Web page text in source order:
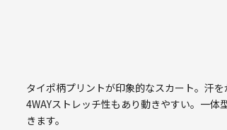
タイポ柄プリントが印象的なスカート。汗
4WAYストレッチ性もあり動きやすい。一
きます。